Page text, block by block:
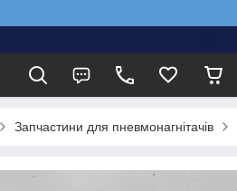
Запчастини для пневмонагнітачів